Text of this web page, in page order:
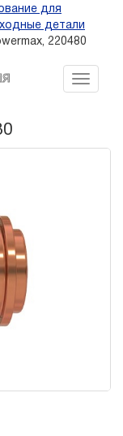
для
детали
220480